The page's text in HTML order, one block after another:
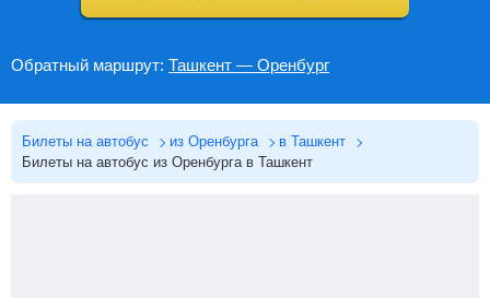
Обратный маршрут: Ташкент — Оренбург
Билеты на автобус из Оренбурга
в Ташкент
Билеты на автобус из Оренбурга в Ташкент